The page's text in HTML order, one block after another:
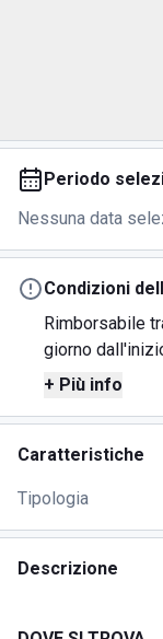
Periodo
Nessuna data
Condizioni
Rimborsabile
giorno
+ Più info
Caratteristiche
Tipologia
Descrizione